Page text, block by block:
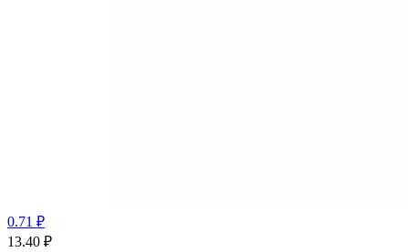
0.71 ₽
13.40 ₽